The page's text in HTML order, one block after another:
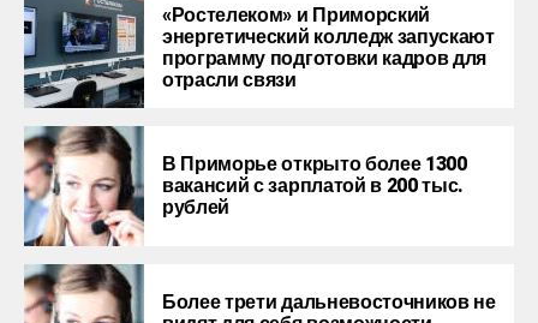
«Ростелеком» и Приморский
энергетический колледж запускают
программу подготовки кадров для
отрасли связи
В Приморье открыто более 1300
вакансий с зарплатой в 200 тыс.
рублей
Более трети дальневосточников не